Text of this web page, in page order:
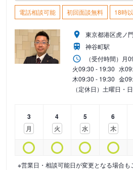
電話相談可能 初回面談無料 18時
東京都港区虎ノ
神谷町駅
（受付時間） 月
火09:30 - 19:30 水
木09:30 - 19:30 金
（定休日）土曜日・
3
月
4
火
5
水
6
木
※営業日・相談可能日が変更となる場合